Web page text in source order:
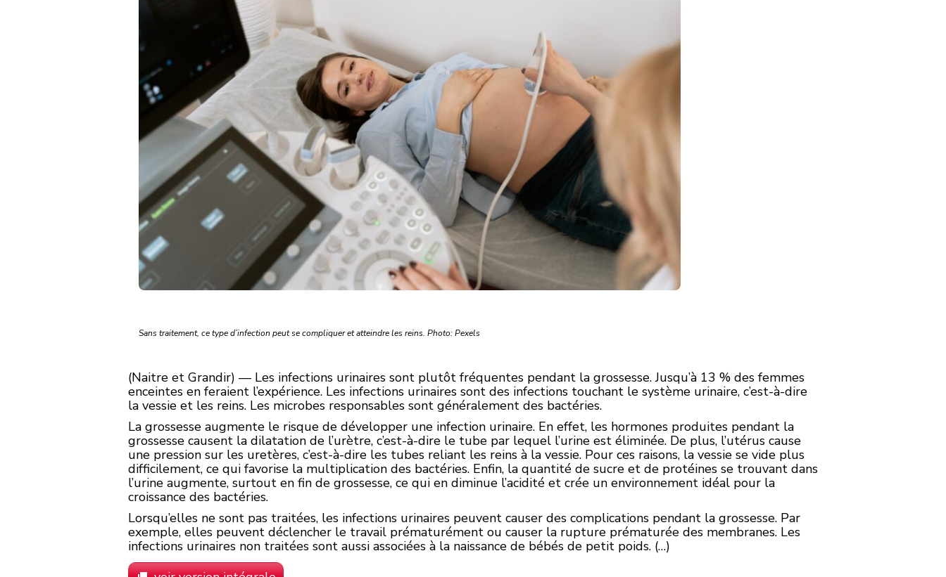
Sans traitement, ce type d’infection peut se compliquer et atteindre les reins. Photo: Pexels
(Naitre et Grandir) — Les infections urinaires sont plutôt fréquentes pendant la grossesse. Jusqu’à 13 % des femmes
enceintes en feraient l’expérience. Les infections urinaires sont des infections touchant le système urinaire, c’est-à-dire
la vessie et les reins. Les microbes responsables sont généralement des bactéries.
La grossesse augmente le risque de développer une infection urinaire. En effet, les hormones produites pendant la
grossesse causent la dilatation de l’urètre, c’est-à-dire le tube par lequel l’urine est éliminée. De plus, l’utérus cause
une pression sur les uretères, c’est-à-dire les tubes reliant les reins à la vessie. Pour ces raisons, la vessie se vide plus
difficilement, ce qui favorise la multiplication des bactéries. Enfin, la quantité de sucre et de protéines se trouvant dans
l’urine augmente, surtout en fin de grossesse, ce qui en diminue l’acidité et crée un environnement idéal pour la
croissance des bactéries.
Lorsqu’elles ne sont pas traitées, les infections urinaires peuvent causer des complications pendant la grossesse. Par
exemple, elles peuvent déclencher le travail prématurément ou causer la rupture prématurée des membranes. Les
infections urinaires non traitées sont aussi associées à la naissance de bébés de petit poids. (…)